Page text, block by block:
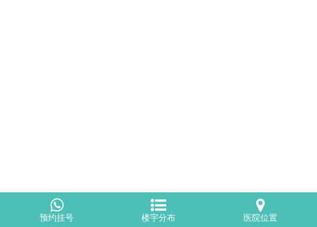
预约挂号 楼宇分布 医院位置